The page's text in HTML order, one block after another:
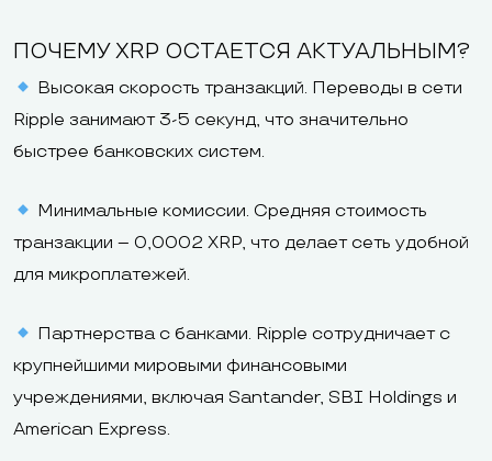
ПОЧЕМУ XRP ОСТАЕТСЯ АКТУАЛЬНЫМ?
Высокая скорость транзакций. Переводы в сети
Ripple занимают 3-5 секунд, что значительно
быстрее банковских систем.
Минимальные комиссии. Средняя стоимость
транзакции – 0,0002 XRP, что делает сеть удобной
для микроплатежей.
Партнерства с банками. Ripple сотрудничает с
крупнейшими мировыми финансовыми
учреждениями, включая Santander, SBI Holdings и
American Express.